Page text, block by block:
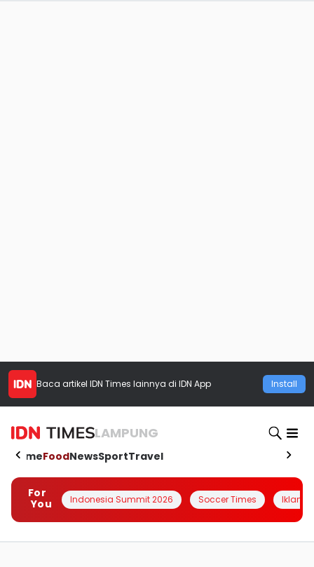
Baca artikel IDN Times lainnya di IDN App Install
LAMPUNG
HomeFoodNewsSportTravel
For
You
Indonesia Summit 2026 Soccer Times Iklanin